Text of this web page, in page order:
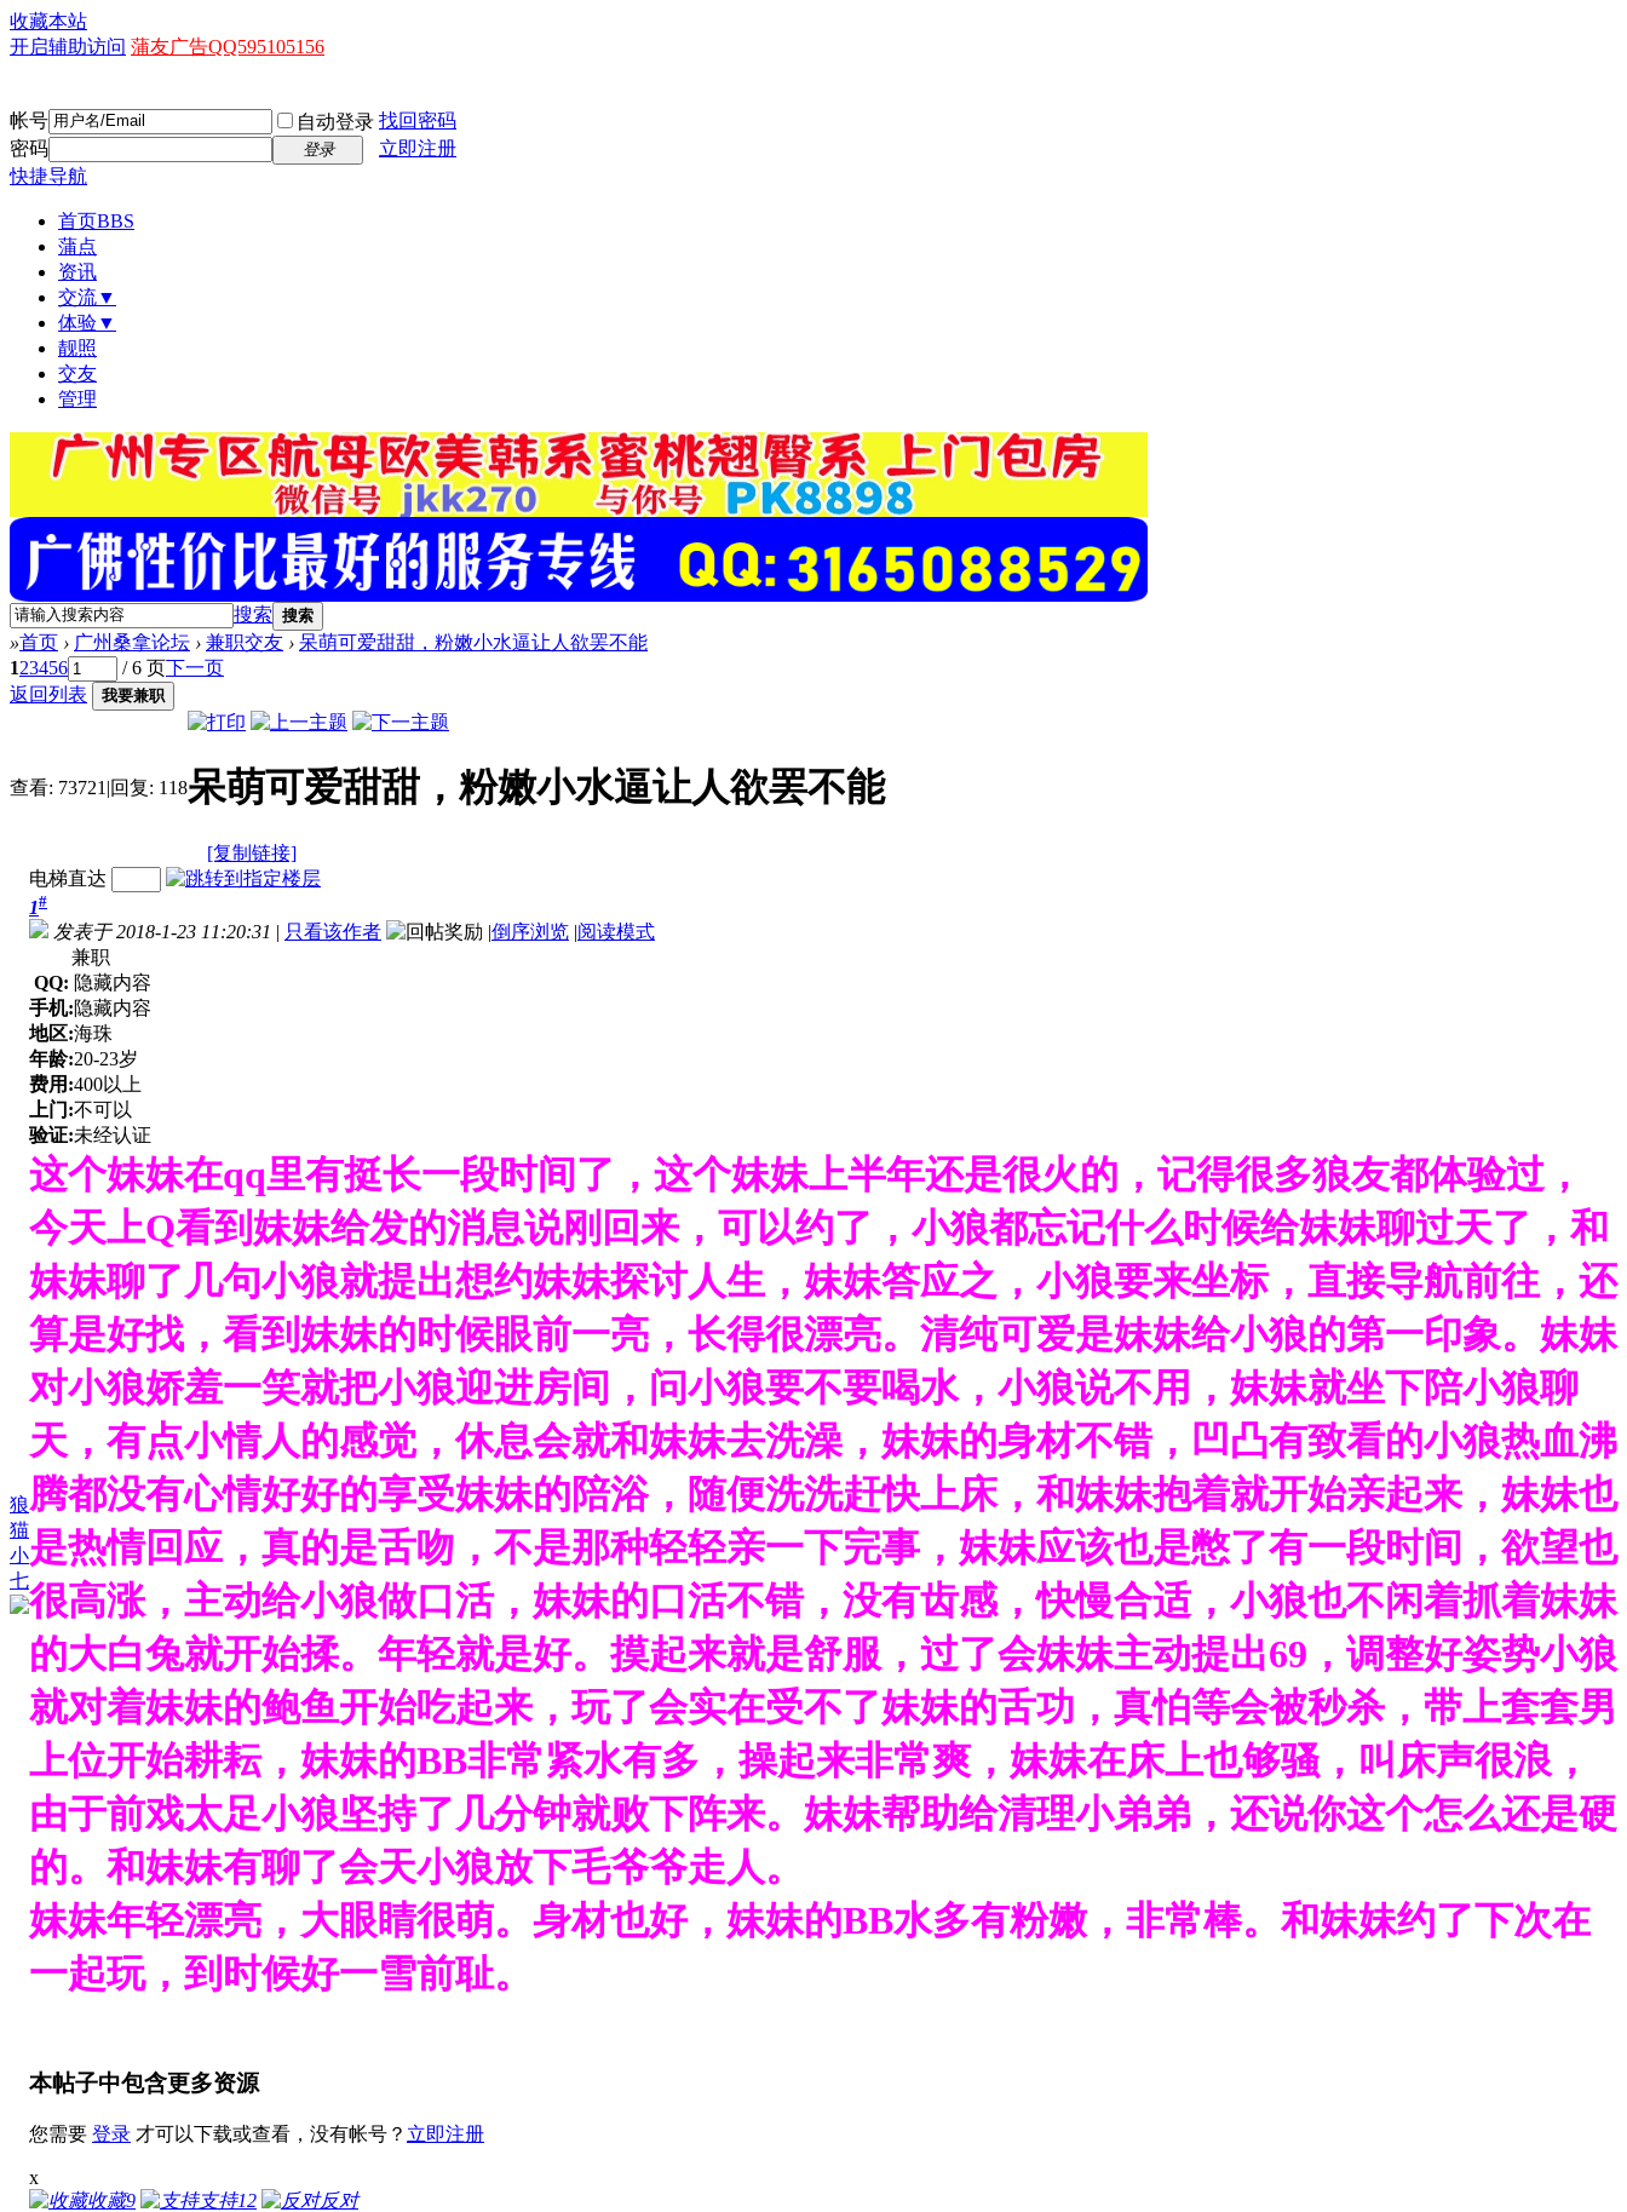
收藏本站
开启辅助访问 蒲友广告QQ595105156
帐号 自动登录 找回密码
密码
登录
立即注册
快捷导航
首页BBS
蒲点
资讯
交流▼
体验▼
靓照
交友
管理
搜索 搜索
»首页 › 广州桑拿论坛 › 兼职交友 › 呆萌可爱甜甜，粉嫩小水逼让人欲罢不能
123456 / 6 页下一页
返回列表
我要兼职
查看: 73721 |回复: 118呆萌可爱甜甜，粉嫩小水逼让人欲罢不能
[复制链接]
狼
猫
小
七
电梯直达
1#
发表于 2018-1-23 11:20:31 | 只看该作者 |倒序浏览 |阅读模式
兼职
QQ: 隐藏内容
手机:隐藏内容
地区:海珠
年龄:20-23岁
费用:400以上
上门:不可以
验证:未经认证
这个妹妹在qq里有挺长一段时间了，这个妹妹上半年还是很火的，记得很多狼友都体验过，
今天上Q看到妹妹给发的消息说刚回来，可以约了，小狼都忘记什么时候给妹妹聊过天了，和
妹妹聊了几句小狼就提出想约妹妹探讨人生，妹妹答应之，小狼要来坐标，直接导航前往，还
算是好找，看到妹妹的时候眼前一亮，长得很漂亮。清纯可爱是妹妹给小狼的第一印象。妹妹
对小狼娇羞一笑就把小狼迎进房间，问小狼要不要喝水，小狼说不用，妹妹就坐下陪小狼聊
天，有点小情人的感觉，休息会就和妹妹去洗澡，妹妹的身材不错，凹凸有致看的小狼热血沸
腾都没有心情好好的享受妹妹的陪浴，随便洗洗赶快上床，和妹妹抱着就开始亲起来，妹妹也
是热情回应，真的是舌吻，不是那种轻轻亲一下完事，妹妹应该也是憋了有一段时间，欲望也
很高涨，主动给小狼做口活，妹妹的口活不错，没有齿感，快慢合适，小狼也不闲着抓着妹妹
的大白兔就开始揉。年轻就是好。摸起来就是舒服，过了会妹妹主动提出69，调整好姿势小狼
就对着妹妹的鲍鱼开始吃起来，玩了会实在受不了妹妹的舌功，真怕等会被秒杀，带上套套男
上位开始耕耘，妹妹的BB非常紧水有多，操起来非常爽，妹妹在床上也够骚，叫床声很浪，
由于前戏太足小狼坚持了几分钟就败下阵来。妹妹帮助给清理小弟弟，还说你这个怎么还是硬
的。和妹妹有聊了会天小狼放下毛爷爷走人。
妹妹年轻漂亮，大眼睛很萌。身材也好，妹妹的BB水多有粉嫩，非常棒。和妹妹约了下次在
一起玩，到时候好一雪前耻。
本帖子中包含更多资源
您需要 登录 才可以下载或查看，没有帐号？ 立即注册
x
收藏9 支持12
反对